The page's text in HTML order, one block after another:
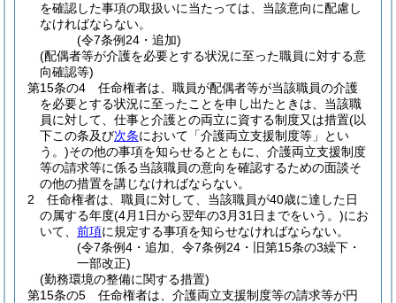
を確認した事項の取扱いに当たっては、当該意向に配慮し
なければならない。
(令7条例24・追加)
(配偶者等が介護を必要とする状況に至った職員に対する意
向確認等)
第15条の4
任命権者は、職員が配偶者等が当該職員の介護
を必要とする状況に至ったことを申し出たときは、当該職
員に対して、仕事と介護との両立に資する制度又は措置(以
下この条及び次条において「介護両立支援制度等」とい
う。)その他の事項を知らせるとともに、介護両立支援制度
等の請求等に係る当該職員の意向を確認するための面談そ
の他の措置を講じなければならない。
2
任命権者は、職員に対して、当該職員が40歳に達した日
の属する年度(4月1日から翌年の3月31日までをいう。)にお
いて、 前項に規定する事項を知らせなければならない。
(令7条例4・追加、令7条例24・旧第15条の3繰下・
一部改正)
(勤務環境の整備に関する措置)
第15条の5
任命権者は、介護両立支援制度等の請求等が円